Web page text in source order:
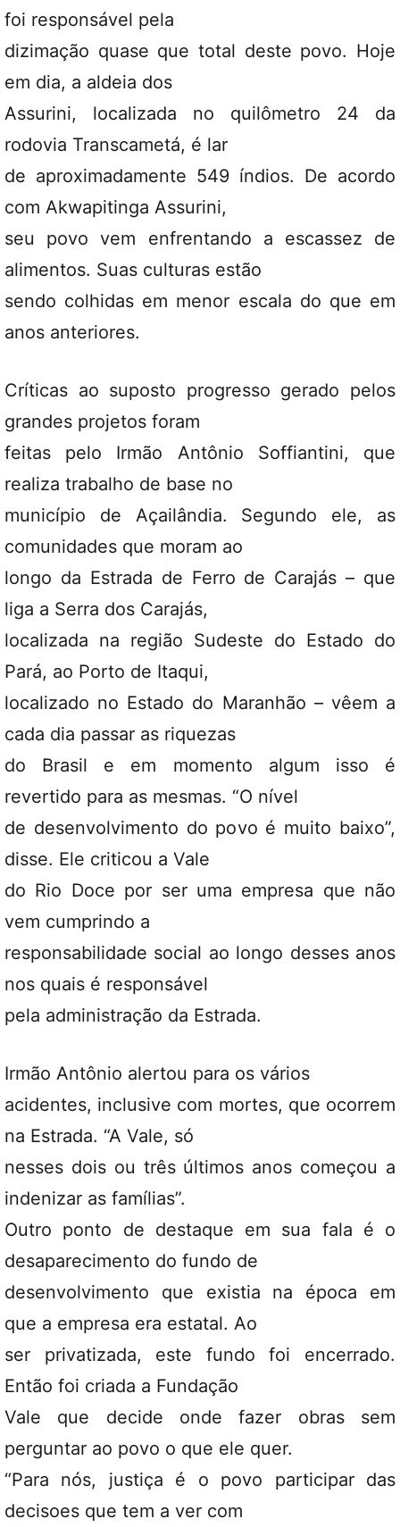
foi responsável pela
dizimação quase que total deste povo. Hoje
em dia, a aldeia dos
Assurini, localizada no quilômetro 24 da
rodovia Transcametá, é lar
de aproximadamente 549 índios. De acordo
com Akwapitinga Assurini,
seu povo vem enfrentando a escassez de
alimentos. Suas culturas estão
sendo colhidas em menor escala do que em
anos anteriores.
Críticas ao suposto progresso gerado pelos
grandes projetos foram
feitas pelo Irmão Antônio Soffiantini, que
realiza trabalho de base no
município de Açailândia. Segundo ele, as
comunidades que moram ao
longo da Estrada de Ferro de Carajás – que
liga a Serra dos Carajás,
localizada na região Sudeste do Estado do
Pará, ao Porto de Itaqui,
localizado no Estado do Maranhão – vêem a
cada dia passar as riquezas
do Brasil e em momento algum isso é
revertido para as mesmas. “O nível
de desenvolvimento do povo é muito baixo”,
disse. Ele criticou a Vale
do Rio Doce por ser uma empresa que não
vem cumprindo a
responsabilidade social ao longo desses anos
nos quais é responsável
pela administração da Estrada.
Irmão Antônio alertou para os vários
acidentes, inclusive com mortes, que ocorrem
na Estrada. “A Vale, só
nesses dois ou três últimos anos começou a
indenizar as famílias”.
Outro ponto de destaque em sua fala é o
desaparecimento do fundo de
desenvolvimento que existia na época em
que a empresa era estatal. Ao
ser privatizada, este fundo foi encerrado.
Então foi criada a Fundação
Vale que decide onde fazer obras sem
perguntar ao povo o que ele quer.
“Para nós, justiça é o povo participar das
decisoes que tem a ver com